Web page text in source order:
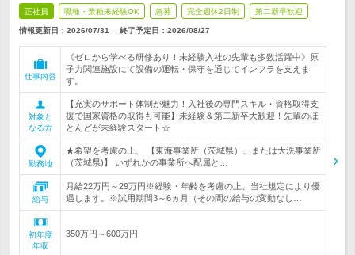
正社員 職種・業種未経験OK 急募 完全週休2日制 第二新卒歓迎
情報更新日：2026/07/31 終了予定日： 2026/08/27
仕事内容
《ゼロから学べる研修あり！未経験入社の先輩も多数活躍中》原
子力関連施設にて設備の運転・保守を通じてインフラを支えま
す。
対象と
なる方
【充実のサポート体制が魅力！入社後の専門スキル・資格取得支
援で国家資格の取得も可能】未経験＆第二新卒大歓迎！先輩のほ
とんどが未経験スタート☆
勤務地
★希望を考慮の上、 【東海事業所（茨城県）、または大洗事業所
（茨城県)】 いずれかの事業所へ配属と…
給与
月給22万円～29万円※経験・年齢を考慮の上、当社規定により優
遇します。※試用期間3～6ヵ月（その間の給与の変動なし…
初年度
年収
350万円～600万円